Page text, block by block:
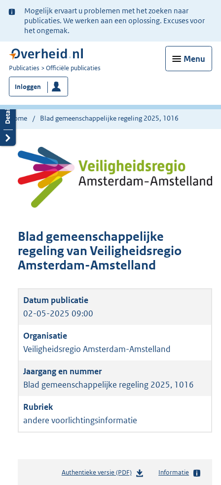
Ter
informatie:
Mogelijk ervaart u problemen met het zoeken naar
publicaties. We werken aan een oplossing. Excuses voor
het ongemak.
Menu
U
bent
nu
hier:
Publicaties Officiële publicaties
Inloggen
Home Blad gemeenschappelijke regeling 2025, 1016
Blad gemeenschappelijke
regeling van Veiligheidsregio
Amsterdam-Amstelland
02-05-2025 09:00
Veiligheidsregio Amsterdam-Amstelland
Blad gemeenschappelijke regeling 2025, 1016
andere voorlichtingsinformatie
Authentieke versie (PDF)b
Informatie